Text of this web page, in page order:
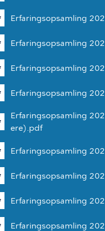
Erfaringsopsamling
Erfaringsopsamling
Erfaringsopsamling
Erfaringsopsamling
Erfaringsopsamling
ere).pdf
Erfaringsopsamling
Erfaringsopsamling
Erfaringsopsamling
Erfaringsopsamling